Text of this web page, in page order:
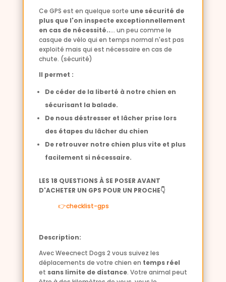
Ce GPS est en quelque sorte une sécurité de
plus que l'on inspecte exceptionnellement
en cas de nécessité..... un peu comme le
casque de vélo qui en temps normal n'est pas
exploité mais qui est nécessaire en cas de
chute. (sécurité)
Il permet :
De céder de la liberté à notre chien en
sécurisant la balade.
De nous déstresser et lâcher prise lors
des étapes du lâcher du chien
De retrouver notre chien plus vite et plus
facilement si nécessaire.
LES 18 QUESTIONS À SE POSER AVANT
D'ACHETER UN GPS POUR UN PROCHE👇
👉checklist-gps
Description:
Avec Weecnect Dogs 2 vous suivez les
déplacements de votre chien en temps réel
et sans limite de distance. Votre animal peut